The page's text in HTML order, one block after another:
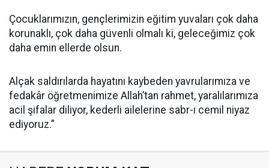
Çocuklarımızın, gençlerimizin eğitim yuvaları çok daha
korunaklı, çok daha güvenli olmalı ki, geleceğimiz çok
daha emin ellerde olsun.
Alçak saldırılarda hayatını kaybeden yavrularımıza ve
fedakâr öğretmenimize Allah’tan rahmet, yaralılarımıza
acil şifalar diliyor, kederli ailelerine sabr-ı cemil niyaz
ediyoruz.”